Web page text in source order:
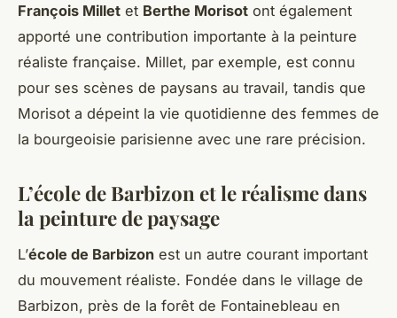
François Millet et Berthe Morisot ont également
apporté une contribution importante à la peinture
réaliste française. Millet, par exemple, est connu
pour ses scènes de paysans au travail, tandis que
Morisot a dépeint la vie quotidienne des femmes de
la bourgeoisie parisienne avec une rare précision.
L’école de Barbizon et le réalisme dans
la peinture de paysage
L’école de Barbizon est un autre courant important
du mouvement réaliste. Fondée dans le village de
Barbizon, près de la forêt de Fontainebleau en